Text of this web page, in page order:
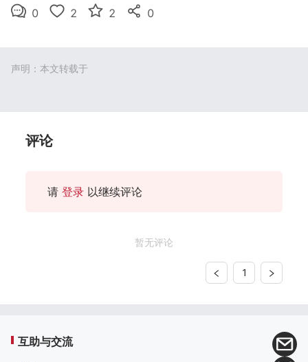
0 2 2 0
声明：本文转载于
评论
请 登录 以继续评论
暂无评论
1
互助与交流